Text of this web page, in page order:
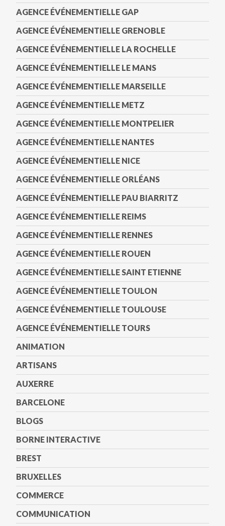
AGENCE ÉVÉNEMENTIELLE GAP
AGENCE ÉVÉNEMENTIELLE GRENOBLE
AGENCE ÉVÉNEMENTIELLE LA ROCHELLE
AGENCE ÉVÉNEMENTIELLE LE MANS
AGENCE ÉVÉNEMENTIELLE MARSEILLE
AGENCE ÉVÉNEMENTIELLE METZ
AGENCE ÉVÉNEMENTIELLE MONTPELIER
AGENCE ÉVÉNEMENTIELLE NANTES
AGENCE ÉVÉNEMENTIELLE NICE
AGENCE ÉVÉNEMENTIELLE ORLÉANS
AGENCE ÉVÉNEMENTIELLE PAU BIARRITZ
AGENCE ÉVÉNEMENTIELLE REIMS
AGENCE ÉVÉNEMENTIELLE RENNES
AGENCE ÉVÉNEMENTIELLE ROUEN
AGENCE ÉVÉNEMENTIELLE SAINT ETIENNE
AGENCE ÉVÉNEMENTIELLE TOULON
AGENCE ÉVÉNEMENTIELLE TOULOUSE
AGENCE ÉVÉNEMENTIELLE TOURS
ANIMATION
ARTISANS
AUXERRE
BARCELONE
BLOGS
BORNE INTERACTIVE
BREST
BRUXELLES
COMMERCE
COMMUNICATION